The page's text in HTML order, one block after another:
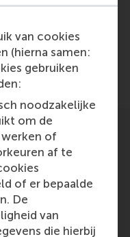
van cookies
(hierna samen:
gebruiken
noodzakelijke
om de
of
af te
of er bepaalde
De
van
die hierbij
of Erasmus Centre
commented on the
that
border perspective